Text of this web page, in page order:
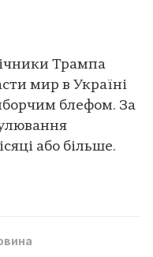
Трампа
мир в Україні
блефом. За
або більше.